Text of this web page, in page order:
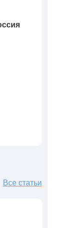
Все статьи